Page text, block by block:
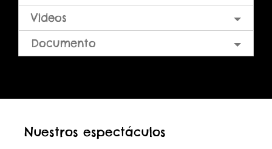
Videos
Documento
Nuestros espectáculos